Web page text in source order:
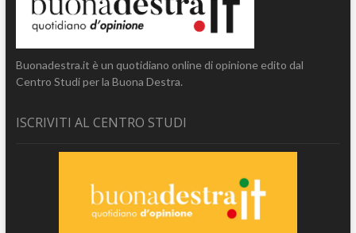
Buonadestra.it è un quotidiano online di opinione edito dal
Centro Studi per la Buona Destra.
ISCRIVITI AL CENTRO STUDI